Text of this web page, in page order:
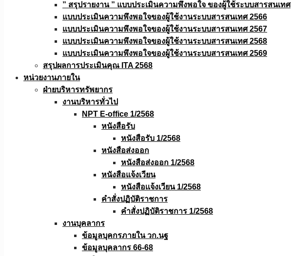
” สรุปรายงาน ” แบบประเมินความพึงพอใจ ของผู้ใช้ระบบสารสนเทศ
แบบประเมินความพึงพอใจของผู้ใช้งานระบบสารสนเทศ 2566
แบบประเมินความพึงพอใจของผู้ใช้งานระบบสารสนเทศ 2567
แบบประเมินความพึงพอใจของผู้ใช้งานระบบสารสนเทศ 2568
แบบประเมินความพึงพอใจของผู้ใช้งานระบบสารสนเทศ 2569
สรุปผลการประเมินคุณ ITA 2568
หน่วยงานภายใน
ฝ่ายบริหารทรัพยากร
งานบริหารทั่วไป
NPT E-office 1/2568
หนังสือรับ
หนังสือรับ 1/2568
หนังสือส่งออก
หนังสือส่งออก 1/2568
หนังสือแจ้งเวียน
หนังสือเเจ้งเวียน 1/2568
คำสั่งปฏิบัติราชการ
คำสั่งปฏิบัติราชการ 1/2568
งานบุคลากร
ข้อมูลบุคกรภายใน วก.นฐ
ข้อมูลบุคลากร 66-68